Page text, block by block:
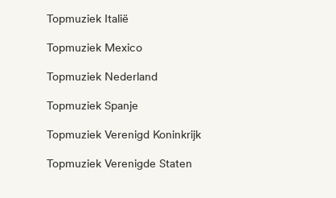
Topmuziek Italië
Topmuziek Mexico
Topmuziek Nederland
Topmuziek Spanje
Topmuziek Verenigd Koninkrijk
Topmuziek Verenigde Staten